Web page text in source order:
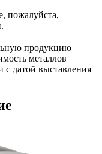
пожалуйста,
продукцию
металлов
с датой выставления